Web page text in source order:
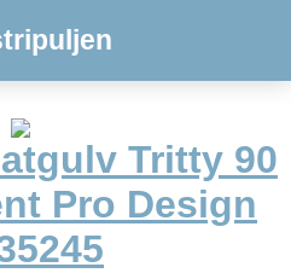
Tritty 90
Pro Design